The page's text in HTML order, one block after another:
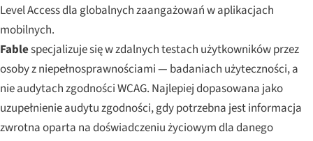
Level Access dla globalnych zaangażowań w aplikacjach
mobilnych.
Fablespecjalizuje się w zdalnych testach użytkowników przez
osoby z niepełnosprawnościami — badaniach użyteczności, a
nie audytach zgodności WCAG. Najlepiej dopasowana jako
uzupełnienie audytu zgodności, gdy potrzebna jest informacja
zwrotna oparta na doświadczeniu życiowym dla danego